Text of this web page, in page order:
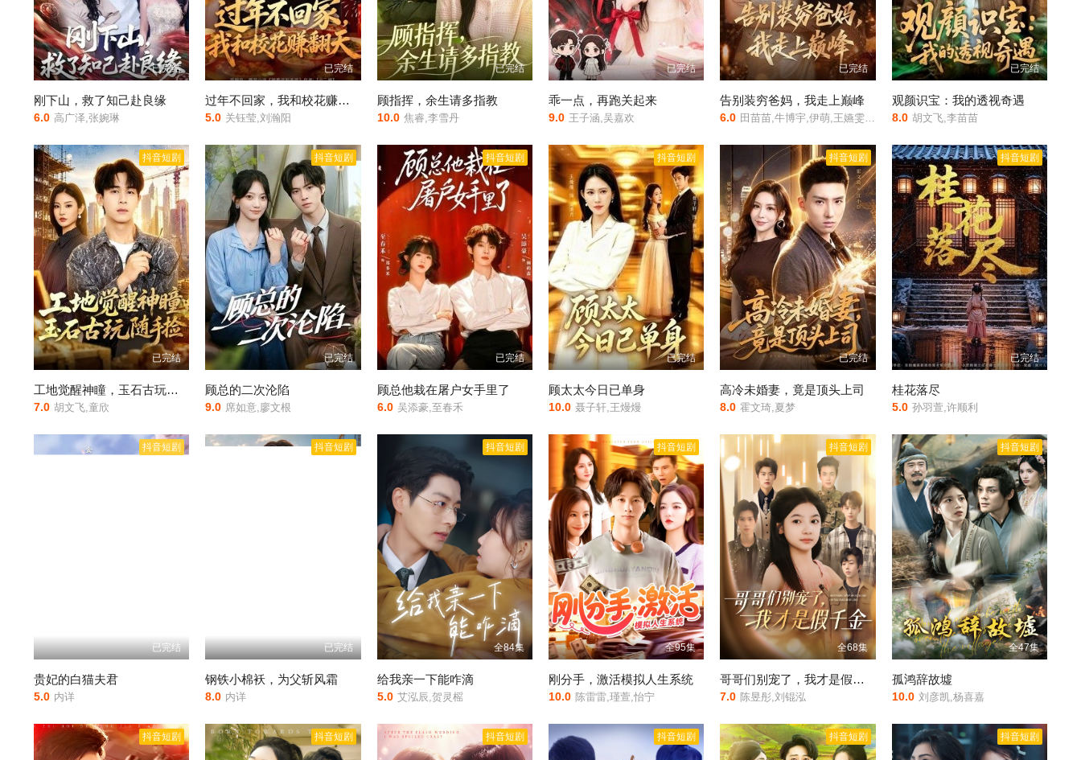
已完结
刚下山，救了知己赴良缘
6.0 高广泽,张婉琳
已完结
过年不回家，我和校花赚翻天
5.0 关钰莹,刘瀚阳
已完结
顾指挥，余生请多指教
10.0 焦睿,李雪丹
已完结
乖一点，再跑关起来
9.0 王子涵,吴嘉欢
已完结
告别装穷爸妈，我走上巅峰
6.0 田苗苗,牛博宇,伊萌,王嬿雯,郭小汐
已完结
观颜识宝：我的透视奇遇
8.0 胡文飞,李苗苗
抖音短剧
已完结
工地觉醒神瞳，玉石古玩随手捡
7.0 胡文飞,童欣
抖音短剧
已完结
顾总的二次沦陷
9.0 席如意,廖文根
抖音短剧
已完结
顾总他栽在屠户女手里了
6.0 吴添豪,至春禾
抖音短剧
已完结
顾太太今日已单身
10.0 聂子轩,王熳熳
抖音短剧
已完结
高冷未婚妻，竟是顶头上司
8.0 霍文琦,夏梦
抖音短剧
已完结
桂花落尽
5.0 孙羽萱,许顺利
抖音短剧
已完结
贵妃的白猫夫君
5.0 内详
抖音短剧
已完结
钢铁小棉袄，为父斩风霜
8.0 内详
抖音短剧
全84集
给我亲一下能咋滴
5.0 艾泓辰,贺灵榣
抖音短剧
全95集
刚分手，激活模拟人生系统
10.0 陈雷雷,瑾萱,怡宁
抖音短剧
全68集
哥哥们别宠了，我才是假千金
7.0 陈昱彤,刘锟泓
抖音短剧
全47集
孤鸿辞故墟
10.0 刘彦凯,杨喜嘉
抖音短剧 抖音短剧 抖音短剧 抖音短剧 抖音短剧 抖音短剧